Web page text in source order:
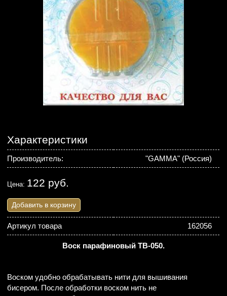
Характеристики
Производитель: "GAMMA" (Россия)
Цена: 122 руб.
Добавить в корзину
Артикул товара 162056
Воск парафиновый TB-050.
Воском удобно обрабатывать нити для вышивания
бисером. После обработки воском нить не